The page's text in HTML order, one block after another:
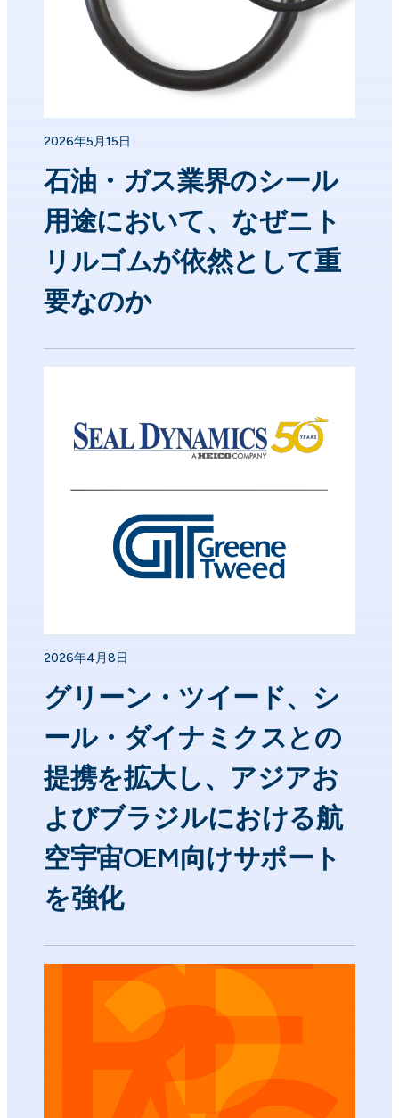
2026年5月15日
石油・ガス業界のシール
用途において、なぜニト
リルゴムが依然として重
要なのか
2026年4月8日
グリーン・ツイード、シ
ール・ダイナミクスとの
提携を拡大し、アジアお
よびブラジルにおける航
空宇宙OEM向けサポート
を強化